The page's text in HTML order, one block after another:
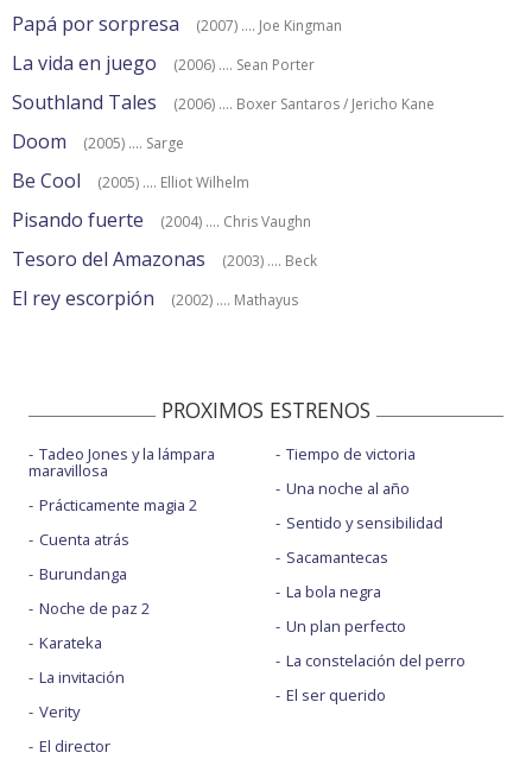
Papá por sorpresa (2007) .... Joe Kingman
La vida en juego (2006) .... Sean Porter
Southland Tales (2006) .... Boxer Santaros / Jericho Kane
Doom (2005) .... Sarge
Be Cool (2005) .... Elliot Wilhelm
Pisando fuerte (2004) .... Chris Vaughn
Tesoro del Amazonas (2003) .... Beck
El rey escorpión (2002) .... Mathayus
PROXIMOS ESTRENOS
Tadeo Jones y la lámpara
maravillosa
Prácticamente magia 2
Cuenta atrás
Burundanga
Noche de paz 2
Karateka
La invitación
Verity
El director
Tiempo de victoria
Una noche al año
Sentido y sensibilidad
Sacamantecas
La bola negra
Un plan perfecto
La constelación del perro
El ser querido